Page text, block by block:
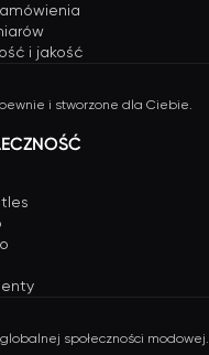
i jakość
i stworzone dla Ciebie.
społeczności modowej.